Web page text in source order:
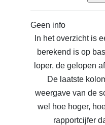
Geen info
In het overzicht is
berekend is op
loper, de gelopen
De laatste
weergave van de
wel hoe hoger,
rapportcijfer